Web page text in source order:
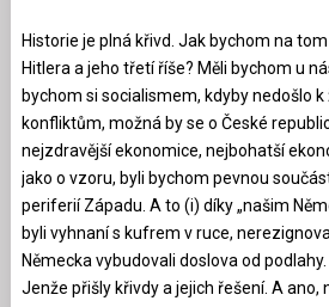
Historie je plná křivd. Jak bychom na
Hitlera a jeho třetí říše? Měli bychom u
bychom si socialismem, kdyby nedošlo
konfliktům, možná by se o České
nejzdravější ekonomice, nejbohatší
jako o vzoru, byli bychom pevnou
periferií Západu. A to (i) díky „našim
byli vyhnaní s kufrem v ruce,
Německa vybudovali doslova od
Jenže přišly křivdy a jejich řešení. A ano,